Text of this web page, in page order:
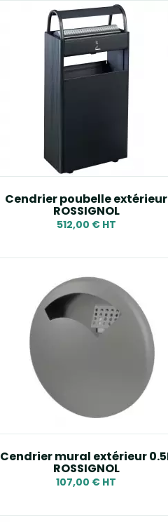
Cendrier poubelle extérieur
ROSSIGNOL
512,00 € HT
Cendrier mural extérieur
ROSSIGNOL
107,00 € HT